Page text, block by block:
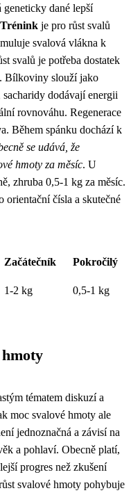
dané lepší
Trénink je pro růst svalů
svalová vlákna k
svalů je potřeba dostatek
Bílkoviny slouží jako
dodávají energii
rovnováhu. Regenerace
Během spánku dochází k
se udává, že
hmoty za měsíc. U
zhruba 0,5-1 kg za měsíc.
orientační čísla a skutečné
Začátečník Pokročilý
1-2 kg 0,5-1 kg
tématem diskuzí a
moc svalové hmoty ale
jednoznačná a závisí na
a pohlaví. Obecně platí,
progres než zkušení
svalové hmoty pohybuje